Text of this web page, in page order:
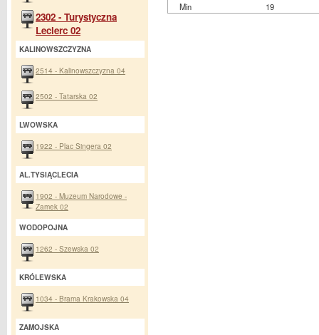
Min
19
2302 - Turystyczna
Leclerc 02
KALINOWSZCZYZNA
2514 - Kalinowszczyzna 04
2502 - Tatarska 02
LWOWSKA
1922 - Plac Singera 02
AL.TYSIĄCLECIA
1902 - Muzeum Narodowe -
Zamek 02
WODOPOJNA
1262 - Szewska 02
KRÓLEWSKA
1034 - Brama Krakowska 04
ZAMOJSKA